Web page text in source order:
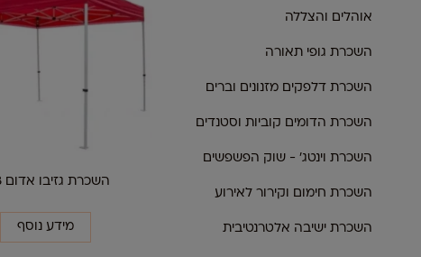
אוהלים והצללה
השכרת גופי תאורה
השכרת דלפקים מזנונים וברים
השכרת הדומים קוביות וסטנדים
השכרת וינטג׳ - שוק הפשפשים
השכרת חימום וקירור לאירוע
השכרת ישיבה אלטרנטיבית
השכרת גזיבו אדום 3-3
מידע נוסף